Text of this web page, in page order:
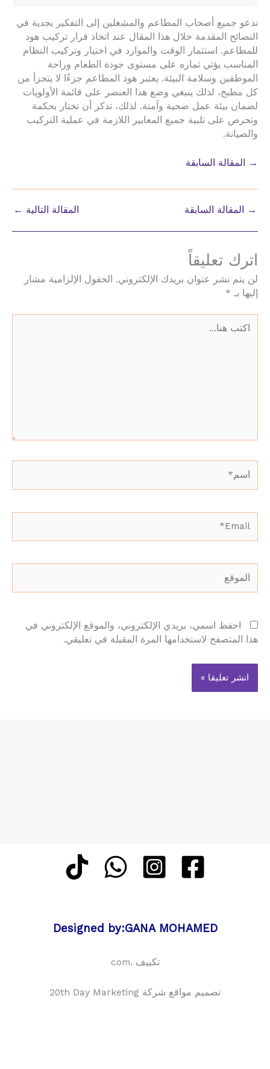
ندعو جميع أصحاب المطاعم والمشغلين إلى التفكير بجدية في
النصائح المقدمة خلال هذا المقال عند اتخاذ قرار تركيب هود
للمطاعم. استثمار الوقت والموارد في اختيار وتركيب النظام
المناسب يؤتي ثماره على مستوى جودة الطعام وراحة
الموظفين وسلامة البيئة. يعتبر هود المطاعم جزءًا لا يتجزأ من
كل مطبخ، لذلك ينبغي وضع هذا العنصر على قائمة الأولويات
لضمان بيئة عمل صحية وآمنة. لذلك، تذكر أن تختار بحكمة
وتحرص على تلبية جميع المعايير اللازمة في عملية التركيب
والصيانة.
→ المقالة السابقة
→ المقالة السابقة المقالة التالية ←
اترك تعليقاً
لن يتم نشر عنوان بريدك الإلكتروني.
الحقول الإلزامية مشار
إليها بـ *
هنا...
احفظ اسمي، بريدي الإلكتروني، والموقع الإلكتروني في
هذا المتصفح لاستخدامها المرة المقبلة في تعليقي.
Designed by:GANA MOHAMED
تكييف .com
تصميم مواقع شركة 20th Day Marketing